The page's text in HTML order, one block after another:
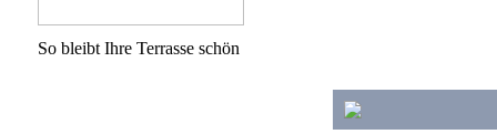
So bleibt Ihre Terrasse schön